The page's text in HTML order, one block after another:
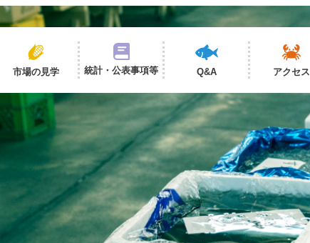
市場の見学 統計・公表事項等 Q&A アクセス